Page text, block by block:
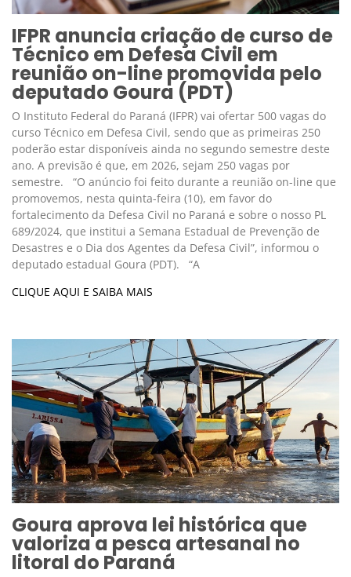
IFPR anuncia criação de curso de
Técnico em Defesa Civil em
reunião on-line promovida pelo
deputado Goura (PDT)
O Instituto Federal do Paraná (IFPR) vai ofertar 500 vagas do
curso Técnico em Defesa Civil, sendo que as primeiras 250
poderão estar disponíveis ainda no segundo semestre deste
ano. A previsão é que, em 2026, sejam 250 vagas por
semestre. “O anúncio foi feito durante a reunião on-line que
promovemos, nesta quinta-feira (10), em favor do
fortalecimento da Defesa Civil no Paraná e sobre o nosso PL
689/2024, que institui a Semana Estadual de Prevenção de
Desastres e o Dia dos Agentes da Defesa Civil”, informou o
deputado estadual Goura (PDT). “A
CLIQUE AQUI E SAIBA MAIS
Goura aprova lei histórica que
valoriza a pesca artesanal no
litoral do Paraná